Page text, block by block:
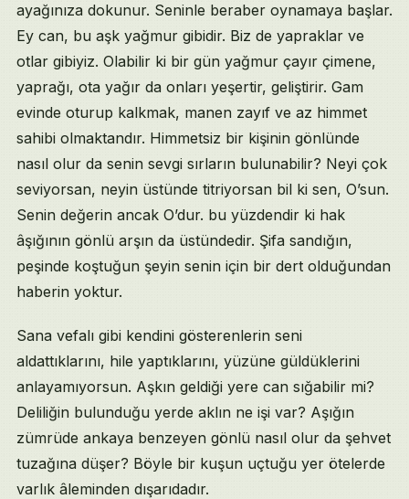
ayağınıza dokunur. Seninle beraber oynamaya başlar.
Ey can, bu aşk yağmur gibidir. Biz de yapraklar ve
otlar gibiyiz. Olabilir ki bir gün yağmur çayır çimene,
yaprağı, ota yağır da onları yeşertir, geliştirir. Gam
evinde oturup kalkmak, manen zayıf ve az himmet
sahibi olmaktandır. Himmetsiz bir kişinin gönlünde
nasıl olur da senin sevgi sırların bulunabilir? Neyi çok
seviyorsan, neyin üstünde titriyorsan bil ki sen, O’sun.
Senin değerin ancak O’dur. bu yüzdendir ki hak
âşığının gönlü arşın da üstündedir. Şifa sandığın,
peşinde koştuğun şeyin senin için bir dert olduğundan
haberin yoktur.
Sana vefalı gibi kendini gösterenlerin seni
aldattıklarını, hile yaptıklarını, yüzüne güldüklerini
anlayamıyorsun. Aşkın geldiği yere can sığabilir mi?
Deliliğin bulunduğu yerde aklın ne işi var? Aşığın
zümrüde ankaya benzeyen gönlü nasıl olur da şehvet
tuzağına düşer? Böyle bir kuşun uçtuğu yer ötelerde
varlık âleminden dışarıdadır.